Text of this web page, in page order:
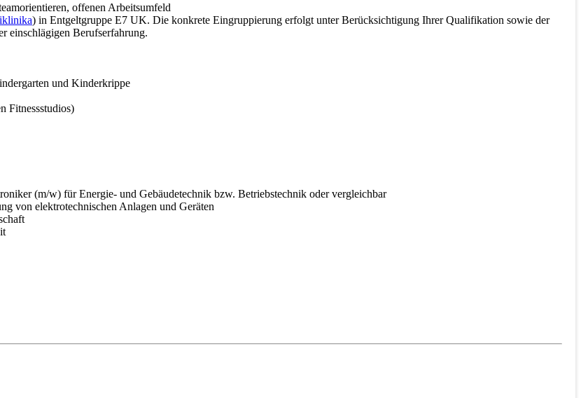
offenen Arbeitsumfeld
) in Entgeltgruppe E7 UK. Die konkrete Eingruppierung erfolgt unter Berücksichtigung Ihrer Qualifikation sowie der
einschlägigen Berufserfahrung.
und Kinderkrippe
Fitnessstudios)
(m/w) für Energie- und Gebäudetechnik bzw. Betriebstechnik oder vergleichbar
von elektrotechnischen Anlagen und Geräten